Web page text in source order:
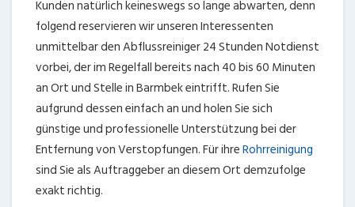
Kunden natürlich keineswegs so lange abwarten, denn
folgend reservieren wir unseren Interessenten
unmittelbar den Abflussreiniger 24 Stunden Notdienst
vorbei, der im Regelfall bereits nach 40 bis 60 Minuten
an Ort und Stelle in Barmbek eintrifft. Rufen Sie
aufgrund dessen einfach an und holen Sie sich
günstige und professionelle Unterstützung bei der
Entfernung von Verstopfungen. Für ihreRohrreinigung
sind Sie als Auftraggeber an diesem Ort demzufolge
exakt richtig.